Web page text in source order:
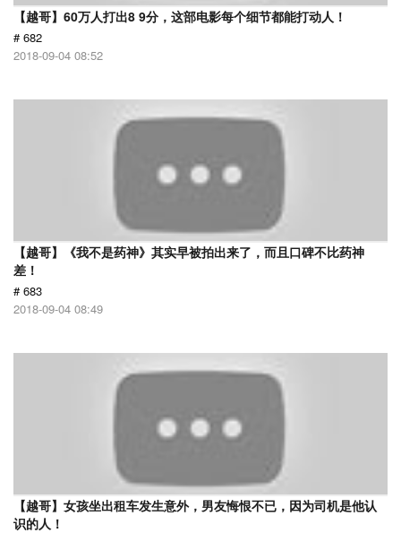
【越哥】60万人打出8 9分，这部电影每个细节都能打动人！
# 682
2018-09-04 08:52
【越哥】《我不是药神》其实早被拍出来了，而且口碑不比药神
差！
# 683
2018-09-04 08:49
【越哥】女孩坐出租车发生意外，男友悔恨不已，因为司机是他认
识的人！